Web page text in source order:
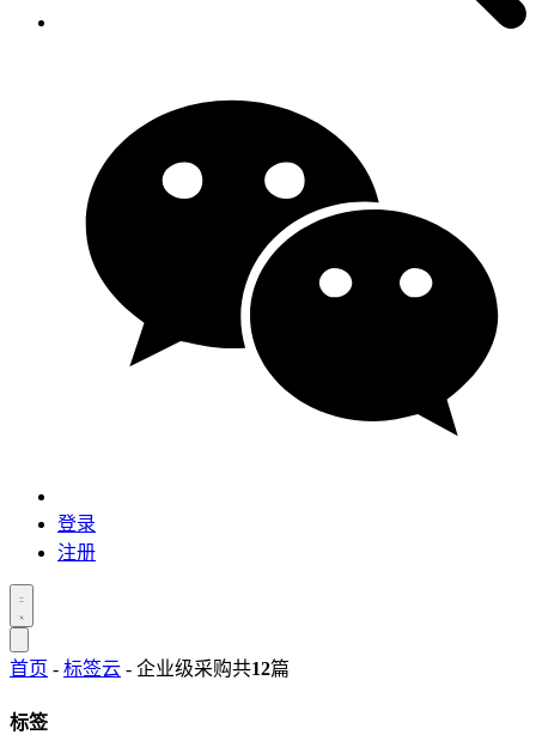
登录
注册
首页 - 标签云 - 企业级采购共12篇
标签